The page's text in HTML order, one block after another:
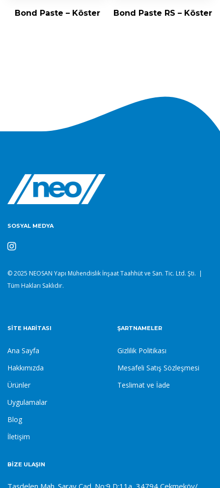
Bond Paste – Köster Bond Paste RS – Köster
SOSYAL MEDYA
© 2025 NEOSAN Yapı Mühendislik İnşaat Taahhüt ve San. Tic. Ltd. Şti. |
Tüm Hakları Saklıdır.
SITE HARITASI
Ana Sayfa
Hakkımızda
Ürünler
Uygulamalar
Blog
İletişim
ŞARTNAMELER
Gizlilik Politikası
Mesafeli Satış Sözleşmesi
Teslimat ve İade
BIZE ULAŞIN
Taşdelen Mah. Saray Cad. No:9 D:11a, 34794 Çekmeköy/